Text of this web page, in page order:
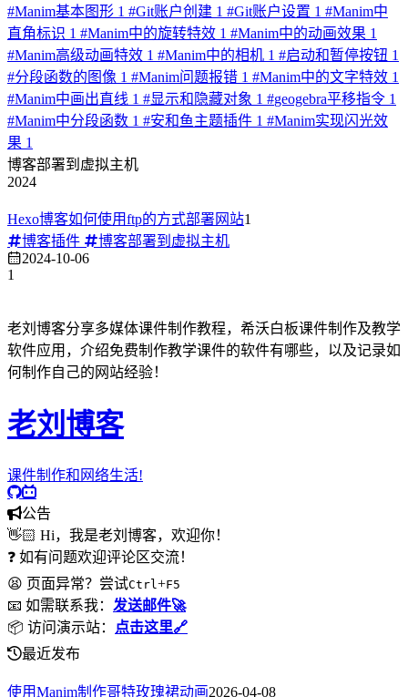
#Manim基本图形 1 #Git账户创建 1 #Git账户设置 1 #Manim中
直角标识 1 #Manim中的旋转特效 1 #Manim中的动画效果 1
#Manim高级动画特效 1 #Manim中的相机 1 #启动和暂停按钮 1
#分段函数的图像 1 #Manim问题报错 1 #Manim中的文字特效 1
#Manim中画出直线 1 #显示和隐藏对象 1 #geogebra平移指令 1
#Manim中分段函数 1 #安和鱼主题插件 1 #Manim实现闪光效
果 1
博客部署到虚拟主机
2024
Hexo博客如何使用ftp的方式部署网站1
博客插件
博客部署到虚拟主机
2024-10-06
1
老刘博客分享多媒体课件制作教程，希沃白板课件制作及教学
软件应用，介绍免费制作教学课件的软件有哪些，以及记录如
何制作自己的网站经验！
老刘博客
课件制作和网络生活!
公告
👋🏻 Hi，我是老刘博客，欢迎你！
❓ 如有问题欢迎评论区交流！
😫 页面异常？尝试Ctrl +F5
📧 如需联系我： 发送邮件🚀
📦 访问演示站：
点击这里🔗
最近发布
使用Manim制作哥特玫瑰裙动画2026-04-08